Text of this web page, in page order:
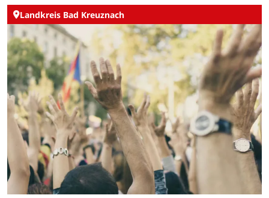
Landkreis Bad Kreuznach